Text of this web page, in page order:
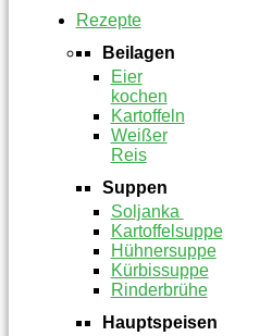
Rezepte
Beilagen
Eier
kochen
Kartoffeln
Weißer
Reis
Suppen
Soljanka
Kartoffelsuppe
Hühnersuppe
Kürbissuppe
Rinderbrühe
Hauptspeisen